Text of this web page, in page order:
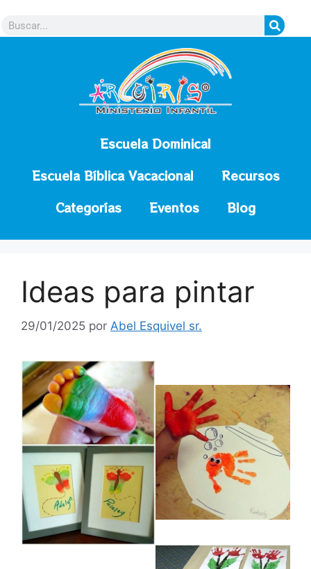
Escuela Dominical
Escuela Bíblica Vacacional
Recursos
Categorías
Eventos Blog
Ideas para pintar
29/01/2025 por Abel Esquivel sr.